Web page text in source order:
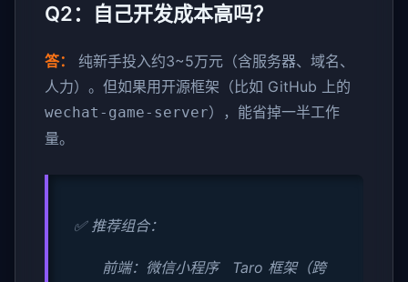
Q2：自己开发成本高吗？
答：
纯新手投入约3~5万元（含服务器、域名、
人力）。但如果用开源框架（比如 GitHub 上的
wechat-game-server），能省掉一半工作
量。
✅ 推荐组合：
前端：微信小程序 Taro 框架（跨